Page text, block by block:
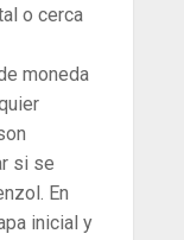
o cerca
moneda
si se
En
inicial y